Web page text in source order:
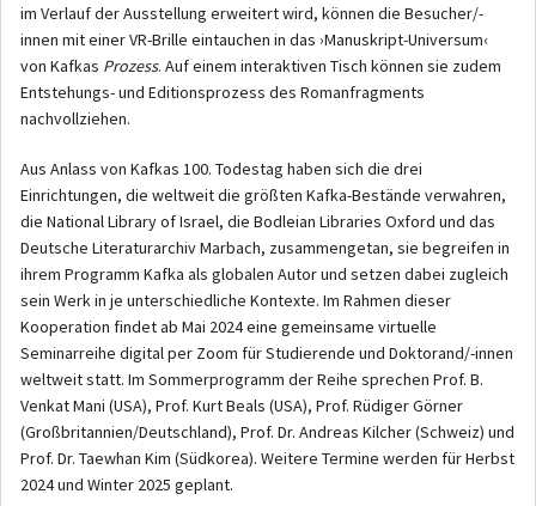
im Verlauf der Ausstellung erweitert wird, können die Besucher/-
innen mit einer VR-Brille eintauchen in das ›Manuskript-Universum‹
von Kafkas Prozess. Auf einem interaktiven Tisch können sie zudem
Entstehungs- und Editionsprozess des Romanfragments
nachvollziehen.
Aus Anlass von Kafkas 100. Todestag haben sich die drei
Einrichtungen, die weltweit die größten Kafka-Bestände verwahren,
die National Library of Israel, die Bodleian Libraries Oxford und das
Deutsche Literaturarchiv Marbach, zusammengetan, sie begreifen in
ihrem Programm Kafka als globalen Autor und setzen dabei zugleich
sein Werk in je unterschiedliche Kontexte. Im Rahmen dieser
Kooperation findet ab Mai 2024 eine gemeinsame virtuelle
Seminarreihe digital per Zoom für Studierende und Doktorand/-innen
weltweit statt. Im Sommerprogramm der Reihe sprechen Prof. B.
Venkat Mani (USA), Prof. Kurt Beals (USA), Prof. Rüdiger Görner
(Großbritannien/Deutschland), Prof. Dr. Andreas Kilcher (Schweiz) und
Prof. Dr. Taewhan Kim (Südkorea). Weitere Termine werden für Herbst
2024 und Winter 2025 geplant.